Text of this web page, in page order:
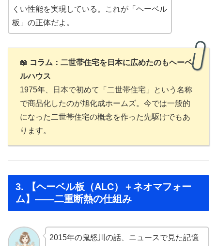
くい性能を実現している。これが「ヘーベル
板」の正体だよ。
📖 コラム：二世帯住宅を日本に広めたのもヘーベ
ルハウス
1975年、日本で初めて「二世帯住宅」という名称
で商品化したのが旭化成ホームズ。今では一般的
になった二世帯住宅の概念を作った先駆けでもあ
ります。
3. 【ヘーベル板（ALC）＋ネオマフォー
ム】——二重断熱の仕組み
2015年の鬼怒川の話、ニュースで見た記憶